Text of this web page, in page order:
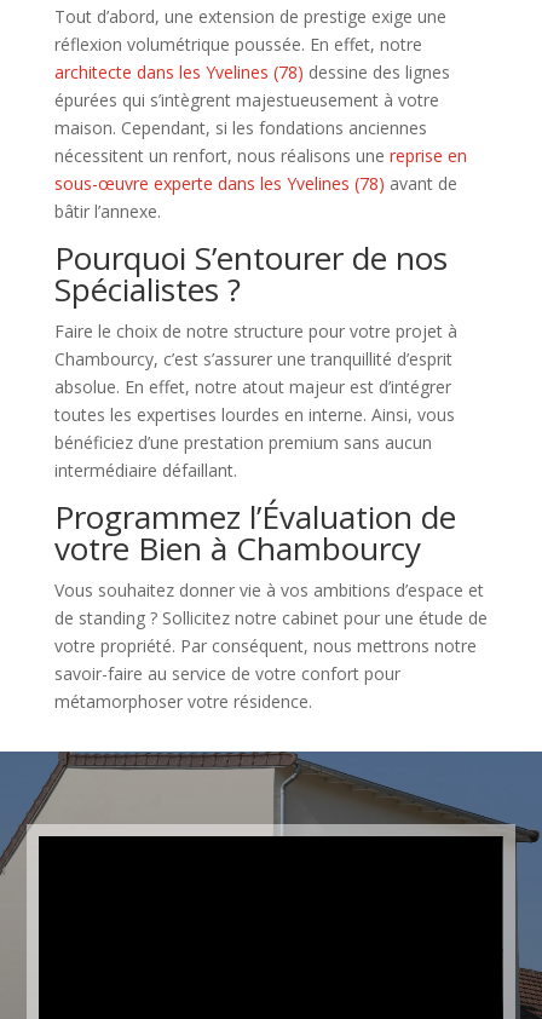
Tout d’abord, une extension de prestige exige une
réflexion volumétrique poussée. En effet, notre
architecte dans les Yvelines (78) dessine des lignes
épurées qui s’intègrent majestueusement à votre
maison. Cependant, si les fondations anciennes
nécessitent un renfort, nous réalisons une reprise en
sous-œuvre experte dans les Yvelines (78) avant de
bâtir l’annexe.
Pourquoi S’entourer de nos
Spécialistes ?
Faire le choix de notre structure pour votre projet à
Chambourcy, c’est s’assurer une tranquillité d’esprit
absolue. En effet, notre atout majeur est d’intégrer
toutes les expertises lourdes en interne. Ainsi, vous
bénéficiez d’une prestation premium sans aucun
intermédiaire défaillant.
Programmez l’Évaluation de
votre Bien à Chambourcy
Vous souhaitez donner vie à vos ambitions d’espace et
de standing ? Sollicitez notre cabinet pour une étude de
votre propriété. Par conséquent, nous mettrons notre
savoir-faire au service de votre confort pour
métamorphoser votre résidence.